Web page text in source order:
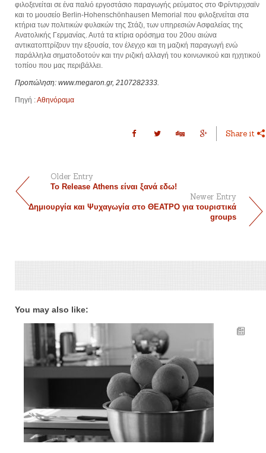
φιλοξενείται σε ένα παλιό εργοστάσιο παραγωγής ρεύματος στο Φρίντιρχσαϊν
και το μουσείο Berlin-Hohenschönhausen Memorial που φιλοξενείται στα
κτήρια των πολιτικών φυλακών της Στάζι, των υπηρεσιών Ασφαλείας της
Ανατολικής Γερμανίας. Αυτά τα κτίρια ορόσημα του 20ου αιώνα
αντικατοπτρίζουν την εξουσία, τον έλεγχο και τη μαζική παραγωγή ενώ
παράλληλα σηματοδοτούν και την ριζική αλλαγή του κοινωνικού και ηχητικού
τοπίου που μας περιβάλλει.
Προπώληση: www.megaron.gr, 2107282333.
Πηγή :Αθηνόραμα
Share it
Older Entry
Το Release Athens είναι ξανά εδω!
Newer Entry
Δημιουργία και Ψυχαγωγία στο ΘΕΑΤΡΟ για τουριστικά
groups
You may also like: